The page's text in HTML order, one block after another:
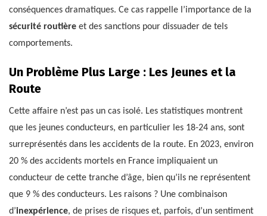
conséquences dramatiques. Ce cas rappelle l’importance de la
sécurité routière et des sanctions pour dissuader de tels
comportements.
Un Problème Plus Large : Les Jeunes et la
Route
Cette affaire n’est pas un cas isolé. Les statistiques montrent
que les jeunes conducteurs, en particulier les 18-24 ans, sont
surreprésentés dans les accidents de la route. En 2023, environ
20 % des accidents mortels en France impliquaient un
conducteur de cette tranche d’âge, bien qu’ils ne représentent
que 9 % des conducteurs. Les raisons ? Une combinaison
d’inexpérience, de prises de risques et, parfois, d’un sentiment